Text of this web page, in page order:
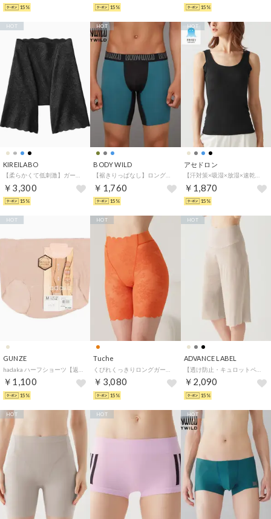
15% 15% 15%
KIREILABO
￥3,300
HOT
15%
BODY WILD
￥1,760
HOT
15%
アセドロン
￥1,870
HOT
15%
GUNZE
￥1,100
HOT
15%
Tuche
￥3,080
HOT
15%
ADVANCE LABEL
【透け防止・キュロットペチコート】ロングフレアパンツ （クリアグレー）
￥2,090
HOT
15%
HOT HOT HOT